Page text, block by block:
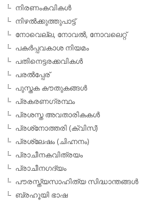
നിരണംകവികള്‍
നിഴല്‍ക്കുത്തുപാട്ട്
നോവെല്ല, നോവല്‍, നോവലെറ്റ്
പകര്‍പ്പവകാശ നിയമം
പതിനെട്ടരക്കവികള്‍
പരല്‍പ്പേര്
പുസ്തക കൗതുകങ്ങള്‍
പ്രകരണഗ്രന്ഥം
പ്രശസ്ത അവതാരികകള്‍
പ്രശ്‌നോത്തരി (ക്വിസ്)
പ്രശ്ലേഷം (ചിഹ്നനം)
പ്രാചീനകവിത്രയം
പ്രാചീനഗദ്യം
പൗരസ്ത്യസാഹിത്യ സിദ്ധാന്തങ്ങള്‍
ബ്രഹൂയി ഭാഷ